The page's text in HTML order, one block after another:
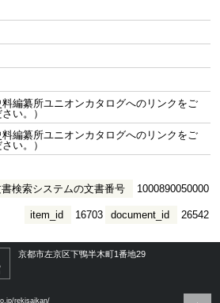
料編纂所ユニオンカタログへのリンクをご
い。）
料編纂所ユニオンカタログへのリンクをご
い。）
検索システムの文書番号 1000890050000
document_id 26542
item_id 16703
京都市左京区下鴨半木町1番地29
rekisaikan/